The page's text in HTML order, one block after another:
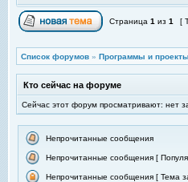
Страница 1 из 1 [
Список форумов » Программы и
Кто сейчас на форуме
Сейчас этот форум просматривают: нет
Непрочитанные сообщения
Непрочитанные сообщения [
Непрочитанные сообщения [ Тема